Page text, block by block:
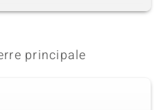
principale